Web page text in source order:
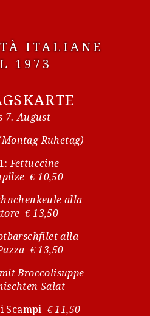
ITALIANE
1973
7. August
Ruhetag)
Fettuccine
€ 10,50
alla
€ 13,50
alla
€ 13,50
Broccolisuppe
Salat
Scampi € 11,50